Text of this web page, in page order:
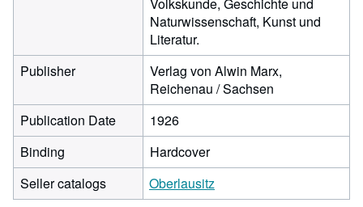
Naturwissenschaft, Kunst und
Literatur.
Publisher
Verlag von Alwin Marx,
Reichenau / Sachsen
Publication Date
1926
Binding
Hardcover
Seller catalogs
Oberlausitz